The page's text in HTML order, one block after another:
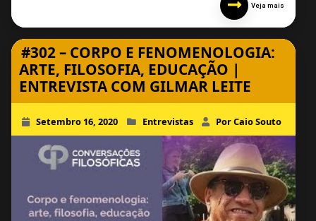
Veja mais
#302 – CORPO E FENOMENOLOGIA:
ARTE, FILOSOFIA, EDUCAÇÃO |
ENTREVISTA COM GILMAR LEITE
Setembro 16, 2020 Entrevistas Por Caio Souto